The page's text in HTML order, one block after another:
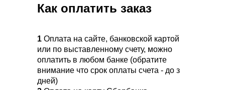
1 Оплата на сайте, банковской картой
или по выставленному счету, можно
оплатить в любом банке (обратите
внимание что срок оплаты счета - до з
дней)
Как оплатить заказ